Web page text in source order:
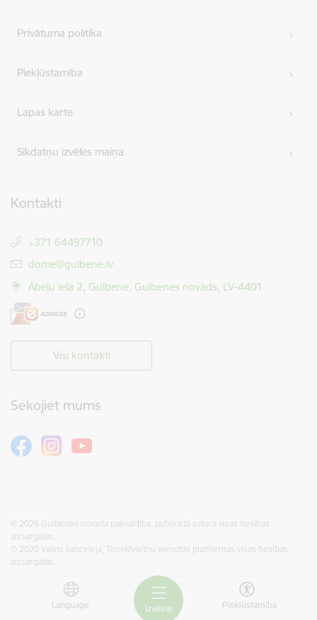
Izvēlne
Language Piekļūstamība
Privātuma politika
Piekļūstamība
Lapas karte
Sīkdatņu izvēles maiņa
Kontakti
+371 64497710
E-pasts:
dome@gulbene.lv
Ābeļu iela 2, Gulbene, Gulbenes novads, LV-4401
Visi kontakti
Sekojiet mums
© 2026 Gulbenes novada pašvaldība, publicētā satura visas tiesības
aizsargātas.
© 2020 Valsts kanceleja, Tīmekļvietņu vienotās platformas visas tiesības
aizsargātas.